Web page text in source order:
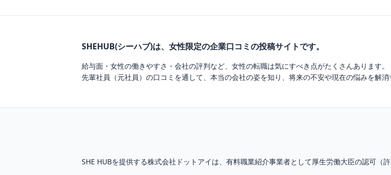
SHEHUB(シーハブ)は、女性限定の企業口コミの投稿サイトです。
給与面・女性の働きやすさ・会社の評判など、女性の転職は気にすべき点がたくさんあります。
先輩社員（元社員）の口コミを通して、本当の会社の姿を知り、将来の不安や現在の悩みを解消
SHE HUBを提供する株式会社ドットアイは、 有料職業紹介事業者として厚生労働大臣の認可（